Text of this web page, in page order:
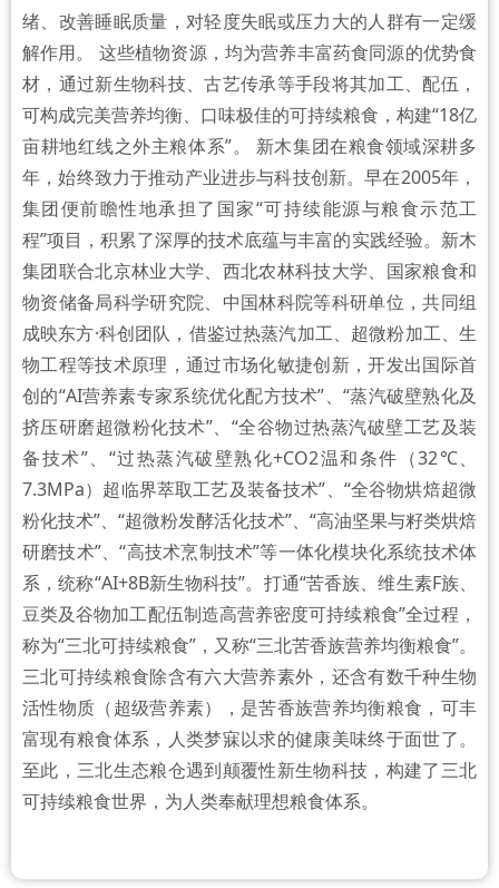
绪、改善睡眠质量，对轻度失眠或压力大的人群有一定缓
解作用。 这些植物资源，均为营养丰富药食同源的优势食
材，通过新生物科技、古艺传承等手段将其加工、配伍，
可构成完美营养均衡、口味极佳的可持续粮食，构建“18亿
亩耕地红线之外主粮体系”。 新木集团在粮食领域深耕多
年，始终致力于推动产业进步与科技创新。早在2005年，
集团便前瞻性地承担了国家“可持续能源与粮食示范工
程”项目，积累了深厚的技术底蕴与丰富的实践经验。新木
集团联合北京林业大学、西北农林科技大学、国家粮食和
物资储备局科学研究院、中国林科院等科研单位，共同组
成映东方·科创团队，借鉴过热蒸汽加工、超微粉加工、生
物工程等技术原理，通过市场化敏捷创新，开发出国际首
创的“AI营养素专家系统优化配方技术”、“蒸汽破壁熟化及
挤压研磨超微粉化技术”、“全谷物过热蒸汽破壁工艺及装
备技术”、“过热蒸汽破壁熟化+CO2温和条件（32℃、
7.3MPa）超临界萃取工艺及装备技术”、“全谷物烘焙超微
粉化技术”、“超微粉发酵活化技术”、“高油坚果与籽类烘焙
研磨技术”、“高技术烹制技术”等一体化模块化系统技术体
系，统称“AI+8B新生物科技”。打通“苦香族、维生素F族、
豆类及谷物加工配伍制造高营养密度可持续粮食”全过程，
称为“三北可持续粮食”，又称“三北苦香族营养均衡粮食”。
三北可持续粮食除含有六大营养素外，还含有数千种生物
活性物质（超级营养素），是苦香族营养均衡粮食，可丰
富现有粮食体系，人类梦寐以求的健康美味终于面世了。
至此，三北生态粮仓遇到颠覆性新生物科技，构建了三北
可持续粮食世界，为人类奉献理想粮食体系。